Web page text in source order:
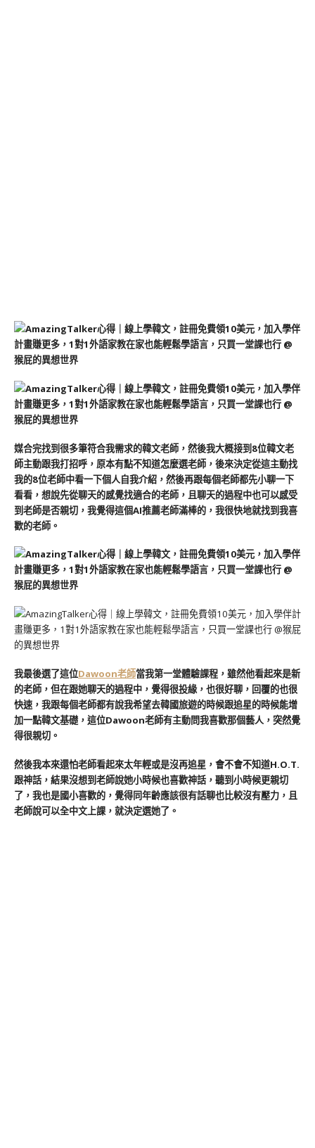
媒合完找到很多筆符合我需求的韓文老師，然後我大概接到8位韓文老
師主動跟我打招呼，原本有點不知道怎麼選老師，後來決定從這主動找
我的8位老師中看一下個人自我介紹，然後再跟每個老師都先小聊一下
看看，想說先從聊天的感覺找適合的老師，且聊天的過程中也可以感受
到老師是否親切，我覺得這個AI推薦老師滿棒的，我很快地就找到我喜
歡的老師。
我最後選了這位Dawoon老師當我第一堂體驗課程，雖然他看起來是新
的老師，但在跟她聊天的過程中，覺得很投緣，也很好聊，回覆的也很
快速，我跟每個老師都有說我希望去韓國旅遊的時候跟追星的時候能增
加一點韓文基礎，這位Dawoon老師有主動問我喜歡那個藝人，突然覺
得很親切。
然後我本來還怕老師看起來太年輕或是沒再追星，會不會不知道H.O.T.
跟神話，結果沒想到老師說她小時候也喜歡神話，聽到小時候更親切
了，我也是國小喜歡的，覺得同年齡應該很有話聊也比較沒有壓力，且
老師說可以全中文上課，就決定選她了。